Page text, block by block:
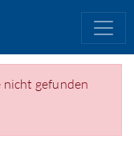
gefunden